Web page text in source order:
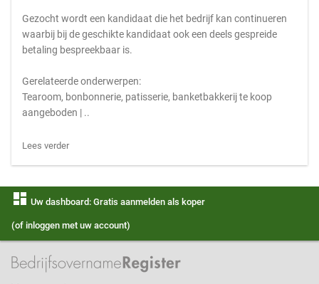
Gezocht wordt een kandidaat die het bedrijf kan continueren
waarbij bij de geschikte kandidaat ook een deels gespreide
betaling bespreekbaar is.
Gerelateerde onderwerpen:
Tearoom, bonbonnerie, patisserie, banketbakkerij te koop
aangeboden | ..
Lees verder
dashboard Uw dashboard: Gratis aanmelden als koper
(of inloggen met uw account)